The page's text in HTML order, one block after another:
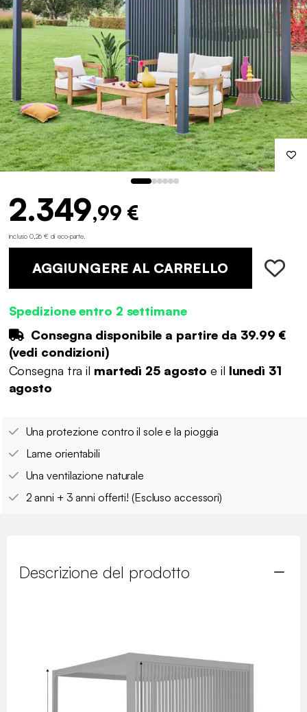
2.349,99 €
incluso 0,26 € di eco-parte.
AGGIUNGERE AL CARRELLO
Spedizione entro 2 settimane
Consegna disponibile a partire da 39.99 €
(vedi condizioni)
Consegna tra il martedì 25 agosto e il lunedì 31
agosto
Una protezione contro il sole e la pioggia
Lame orientabili
Una ventilazione naturale
2 anni + 3 anni offerti! (Escluso accessori)
Descrizione del prodotto